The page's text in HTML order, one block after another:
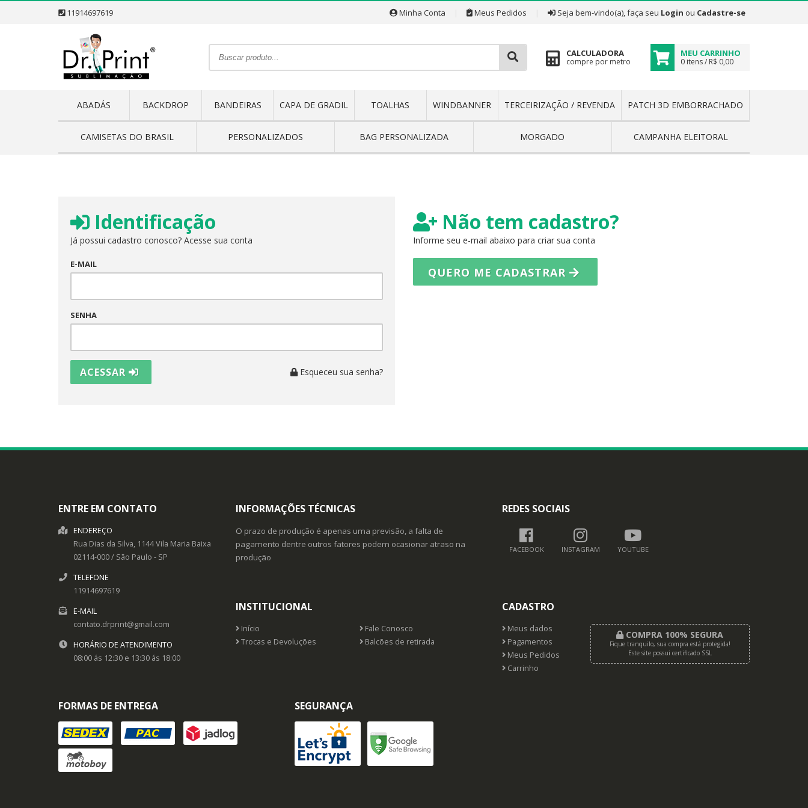
11914697619 Minha Conta Meus Pedidos Seja bem-vindo(a), faça seu Login ou Cadastre-se
CALCULADORA
compre por metro
MEU CARRINHO
0 itens / R$ 0,00
ABADÁS BACKDROP BANDEIRAS CAPA DE GRADIL TOALHAS WINDBANNER TERCEIRIZAÇÃO / REVENDA PATCH 3D EMBORRACHADO
CAMISETAS DO BRASIL PERSONALIZADOS BAG PERSONALIZADA MORGADO CAMPANHA ELEITORAL
Identificação
Já possui cadastro conosco? Acesse sua conta
E-MAIL
SENHA
ACESSAR Esqueceu sua senha?
Não tem cadastro?
Informe seu e-mail abaixo para criar sua conta
QUERO ME CADASTRAR
ENTRE EM CONTATO
ENDEREÇO
Rua Dias da Silva, 1144Vila Maria Baixa
02114-000/ São Paulo - SP
TELEFONE
11914697619
E-MAIL
contato.drprint@gmail.com
HORÁRIO DE ATENDIMENTO
08:00 ás 12:30 e 13:30 ás 18:00
INFORMAÇÕES TÉCNICAS
O prazo de produção é apenas uma previsão, a falta de
pagamento dentre outros fatores podem ocasionar atraso na
produção
REDES SOCIAIS
FACEBOOK INSTAGRAM YOUTUBE
INSTITUCIONAL
Início
Fale Conosco
Trocas e Devoluções
Balcões de retirada
CADASTRO
Meus dados
Pagamentos
Meus Pedidos
Carrinho
COMPRA 100% SEGURA
Fique tranquilo, sua compra está protegida!
Este site possui certificado SSL
FORMAS DE ENTREGA SEGURANÇA